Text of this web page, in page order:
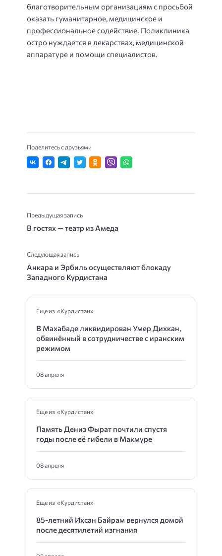
благотворительным организациям с просьбой
оказать гуманитарное, медицинское и
профессиональное содействие. Поликлиника
остро нуждается в лекарствах, медицинской
аппаратуре и помощи специалистов.
Поделитесь с друзьями
Предыдущая запись
В гостях — театр из Амеда
Следующая запись
Анкара и Эрбиль осуществляют блокаду
Западного Курдистана
Еще из «Курдистан»
В Махабаде ликвидирован Умер Дихкан,
обвинённый в сотрудничестве с иранским
режимом
08 апреля
Еще из «Курдистан»
Память Дениз Фырат почтили спустя
годы после её гибели в Махмуре
08 апреля
Еще из «Курдистан»
85-летний Ихсан Байрам вернулся домой
после десятилетий изгнания